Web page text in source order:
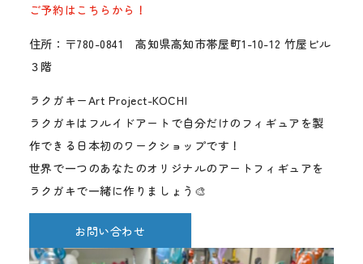
ご予約はこちらから！
住所：〒780-0841 高知県高知市帯屋町1-10-12 竹屋ビル
３階
ラクガキーArt Project-KOCHI
ラクガキはフルイドアートで自分だけのフィギュアを製
作できる日本初のワークショップです！
世界で一つのあなたのオリジナルのアートフィギュアを
ラクガキで一緒に作りましょう🎨
お問い合わせ